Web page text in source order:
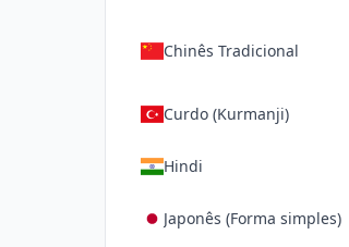
Chinês Tradicional
Curdo (Kurmanji)
Hindi
Japonês (Forma simples)